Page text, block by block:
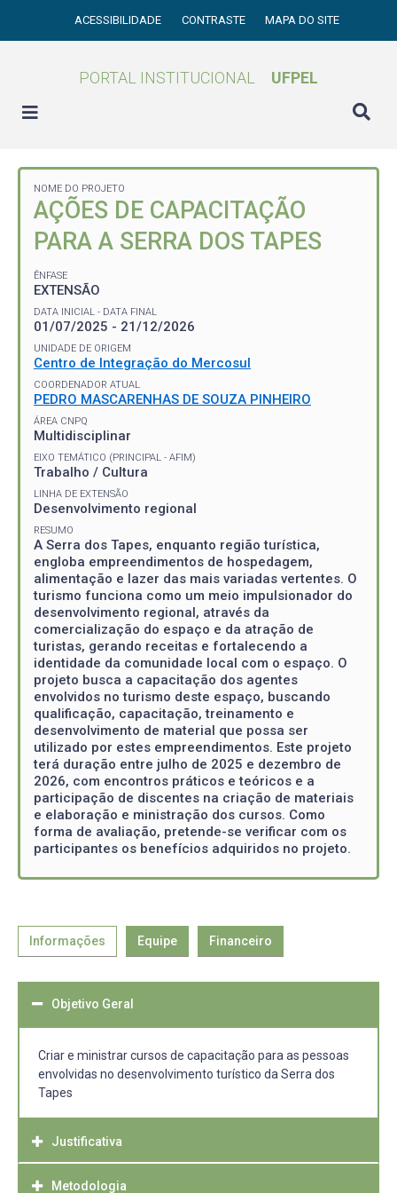
ACESSIBILIDADE CONTRASTE MAPA DO SITE
PORTAL INSTITUCIONAL UFPEL
NOME DO PROJETO
AÇÕES DE CAPACITAÇÃO
PARA A SERRA DOS TAPES
ÊNFASE
EXTENSÃO
DATA INICIAL - DATA FINAL
01/07/2025 - 21/12/2026
UNIDADE DE ORIGEM
Centro de Integração do Mercosul
COORDENADOR ATUAL
PEDRO MASCARENHAS DE SOUZA PINHEIRO
ÁREA CNPQ
Multidisciplinar
EIXO TEMÁTICO (PRINCIPAL - AFIM)
Trabalho / Cultura
LINHA DE EXTENSÃO
Desenvolvimento regional
RESUMO
A Serra dos Tapes, enquanto região turística,
engloba empreendimentos de hospedagem,
alimentação e lazer das mais variadas vertentes. O
turismo funciona como um meio impulsionador do
desenvolvimento regional, através da
comercialização do espaço e da atração de
turistas, gerando receitas e fortalecendo a
identidade da comunidade local com o espaço. O
projeto busca a capacitação dos agentes
envolvidos no turismo deste espaço, buscando
qualificação, capacitação, treinamento e
desenvolvimento de material que possa ser
utilizado por estes empreendimentos. Este projeto
terá duração entre julho de 2025 e dezembro de
2026, com encontros práticos e teóricos e a
participação de discentes na criação de materiais
e elaboração e ministração dos cursos. Como
forma de avaliação, pretende-se verificar com os
participantes os benefícios adquiridos no projeto.
Informações Equipe Financeiro
Objetivo Geral
Criar e ministrar cursos de capacitação para as pessoas
envolvidas no desenvolvimento turístico da Serra dos
Tapes
Justificativa
Metodologia